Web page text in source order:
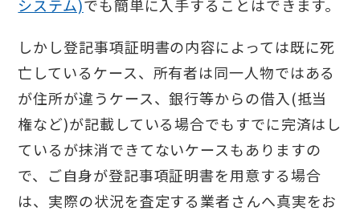
システム)でも簡単に入手することはできます。
しかし登記事項証明書の内容によっては既に死
亡しているケース、所有者は同一人物ではある
が住所が違うケース、銀行等からの借入(抵当
権など)が記載している場合でもすでに完済はし
ているが抹消できてないケースもありますの
で、ご自身が登記事項証明書を用意する場合
は、実際の状況を査定する業者さんへ真実をお